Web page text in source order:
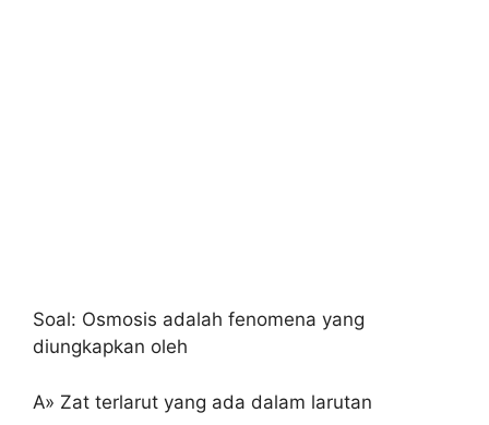
Soal: Osmosis adalah fenomena yang
diungkapkan oleh
A» Zat terlarut yang ada dalam larutan